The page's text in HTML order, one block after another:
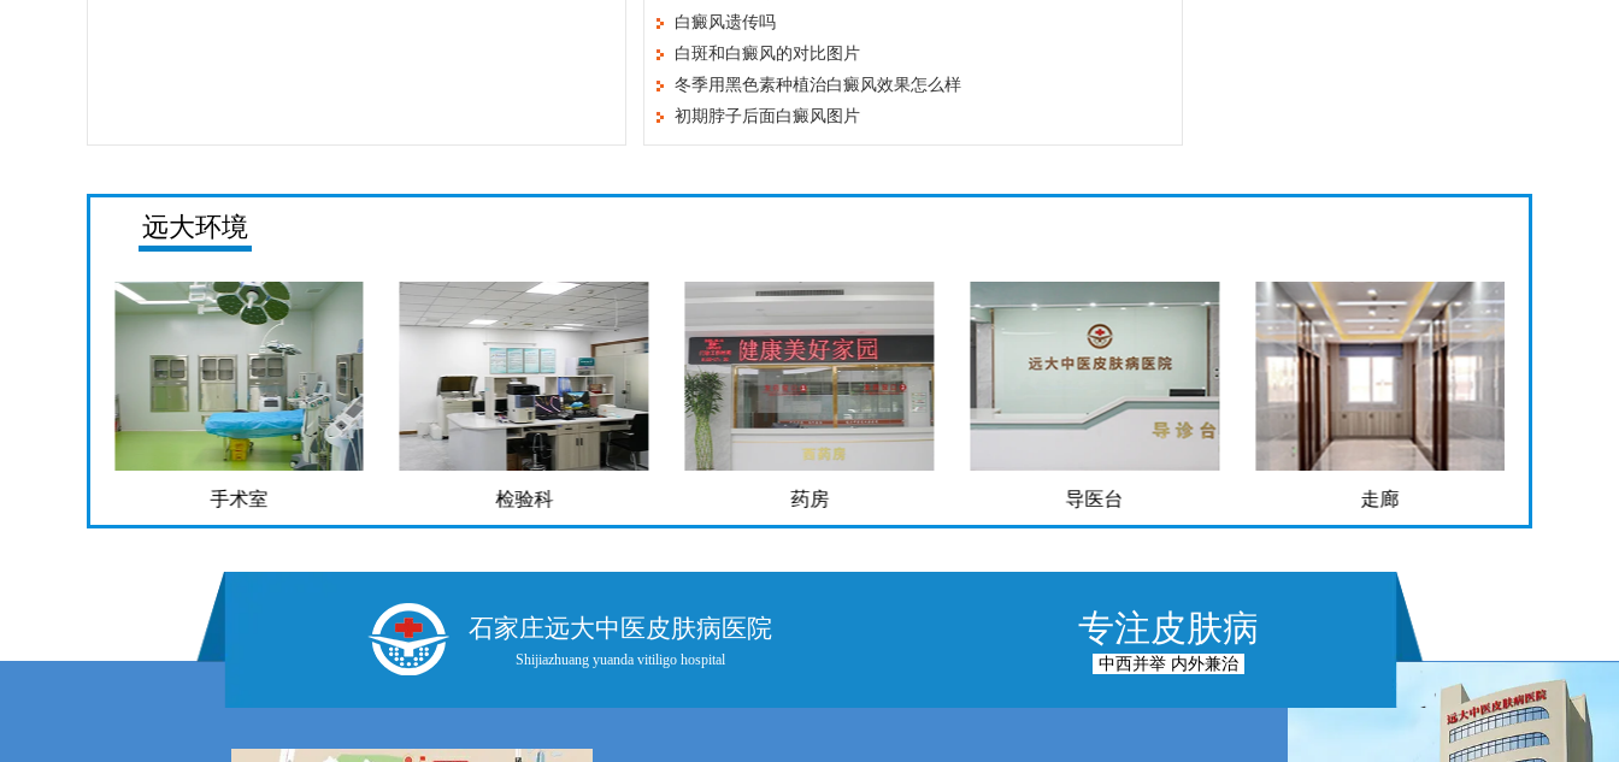
白癜风遗传吗
白斑和白癜风的对比图片
冬季用黑色素种植治白癜风效果怎么样
初期脖子后面白癜风图片
远大环境
检验科 药房 导医台 走廊 手术室
石家庄远大中医皮肤病医院
Shijiazhuang yuanda vitiligo hospital
专注皮肤病
中西并举 内外兼治